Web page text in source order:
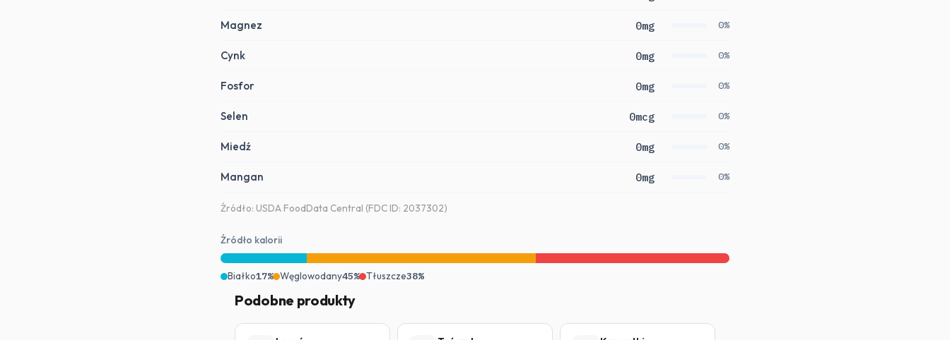
Magnez 0mg 0%
Cynk 0mg 0%
Fosfor 0mg 0%
Selen 0mcg 0%
Miedź 0mg 0%
Mangan 0mg 0%
Źródło: USDA FoodData Central (FDC ID: 2037302)
Źródło kalorii
Białko17% Węglowodany45% Tłuszcze38%
Podobne produkty